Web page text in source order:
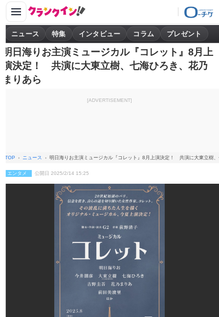
ニュース 特集 インタビュー コラム プレゼント
明日海りお主演ミュージカル『コレット』8月上
演決定！ 共演に大東立樹、七海ひろき、花乃
まりあら
[ADVERTISEMENT]
TOP ニュース 明日海りお主演ミュージカル『コレット』8月上演決定！ 共演に大東立樹
エンタメ 公開日 2025/2/14 15:25